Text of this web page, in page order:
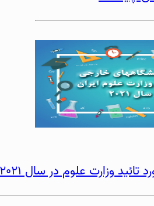
وزارت علوم در سال 2021